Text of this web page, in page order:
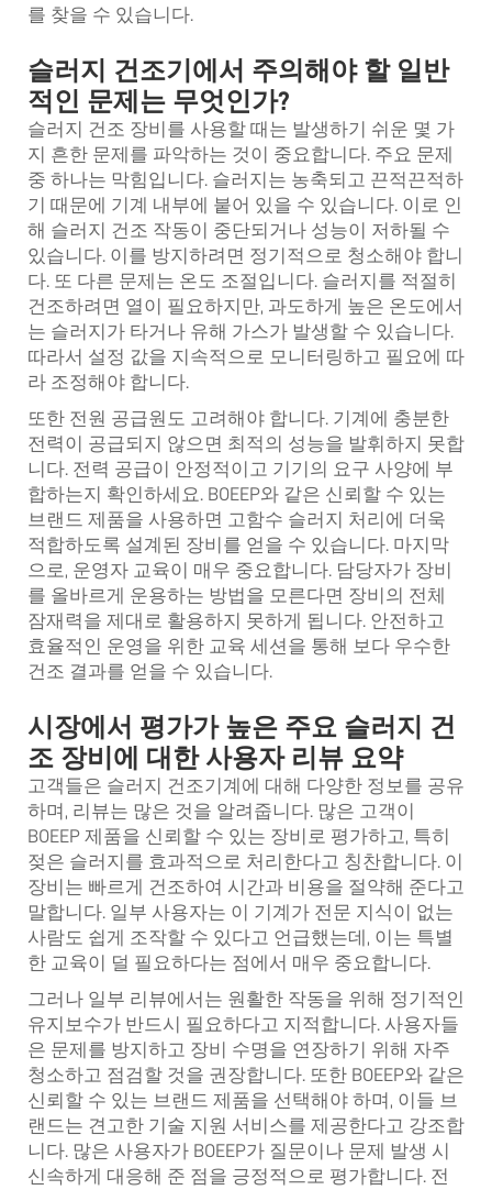
를 찾을 수 있습니다.
슬러지 건조기에서 주의해야 할 일반
적인 문제는 무엇인가?
슬러지 건조 장비를 사용할 때는 발생하기 쉬운 몇 가
지 흔한 문제를 파악하는 것이 중요합니다. 주요 문제
중 하나는 막힘입니다. 슬러지는 농축되고 끈적끈적하
기 때문에 기계 내부에 붙어 있을 수 있습니다. 이로 인
해 슬러지 건조 작동이 중단되거나 성능이 저하될 수
있습니다. 이를 방지하려면 정기적으로 청소해야 합니
다. 또 다른 문제는 온도 조절입니다. 슬러지를 적절히
건조하려면 열이 필요하지만, 과도하게 높은 온도에서
는 슬러지가 타거나 유해 가스가 발생할 수 있습니다.
따라서 설정 값을 지속적으로 모니터링하고 필요에 따
라 조정해야 합니다.
또한 전원 공급원도 고려해야 합니다. 기계에 충분한
전력이 공급되지 않으면 최적의 성능을 발휘하지 못합
니다. 전력 공급이 안정적이고 기기의 요구 사양에 부
합하는지 확인하세요. BOEEP와 같은 신뢰할 수 있는
브랜드 제품을 사용하면 고함수 슬러지 처리에 더욱
적합하도록 설계된 장비를 얻을 수 있습니다. 마지막
으로, 운영자 교육이 매우 중요합니다. 담당자가 장비
를 올바르게 운용하는 방법을 모른다면 장비의 전체
잠재력을 제대로 활용하지 못하게 됩니다. 안전하고
효율적인 운영을 위한 교육 세션을 통해 보다 우수한
건조 결과를 얻을 수 있습니다.
시장에서 평가가 높은 주요 슬러지 건
조 장비에 대한 사용자 리뷰 요약
고객들은 슬러지 건조기계에 대해 다양한 정보를 공유
하며, 리뷰는 많은 것을 알려줍니다. 많은 고객이
BOEEP 제품을 신뢰할 수 있는 장비로 평가하고, 특히
젖은 슬러지를 효과적으로 처리한다고 칭찬합니다. 이
장비는 빠르게 건조하여 시간과 비용을 절약해 준다고
말합니다. 일부 사용자는 이 기계가 전문 지식이 없는
사람도 쉽게 조작할 수 있다고 언급했는데, 이는 특별
한 교육이 덜 필요하다는 점에서 매우 중요합니다.
그러나 일부 리뷰에서는 원활한 작동을 위해 정기적인
유지보수가 반드시 필요하다고 지적합니다. 사용자들
은 문제를 방지하고 장비 수명을 연장하기 위해 자주
청소하고 점검할 것을 권장합니다. 또한 BOEEP와 같은
신뢰할 수 있는 브랜드 제품을 선택해야 하며, 이들 브
랜드는 견고한 기술 지원 서비스를 제공한다고 강조합
니다. 많은 사용자가 BOEEP가 질문이나 문제 발생 시
신속하게 대응해 준 점을 긍정적으로 평가합니다. 전